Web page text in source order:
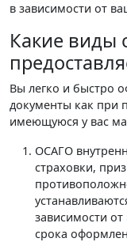
в зависимости от
Какие виды
Вы легко и быстро
документы как при
имеющуюся у вас
ОСАГО
страховки,
зависимости
срока